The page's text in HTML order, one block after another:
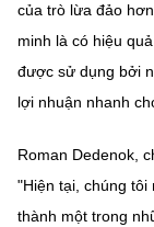
của trò lừa đảo
minh là có hiệu
được sử dụng bởi
lợi nhuận nhanh
Roman Dedenok,
"Hiện tại, chúng tôi
thành một trong